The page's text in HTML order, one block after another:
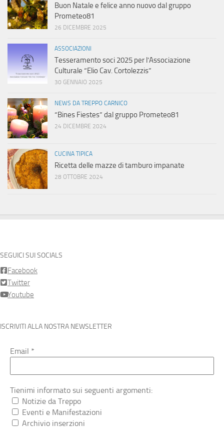
Buon Natale e felice anno nuovo dal gruppo
Prometeo81
26 DICEMBRE 2025
ASSOCIAZIONI
Tesseramento soci 2025 per l’Associazione
Culturale “Elio Cav. Cortolezzis”
30 GENNAIO 2025
NEWS DA TREPPO CARNICO
“Bines Fiestes” dal gruppo Prometeo81
24 DICEMBRE 2024
CUCINA TIPICA
Ricetta delle mazze di tamburo impanate
28 OTTOBRE 2024
SEGUICI SUI SOCIALS
Facebook
Twitter
Youtube
ISCRIVITI ALLA NOSTRA NEWSLETTER
Email *
Tienimi informato sui seguenti argomenti:
Notizie da Treppo
Eventi e Manifestazioni
Archivio inserzioni